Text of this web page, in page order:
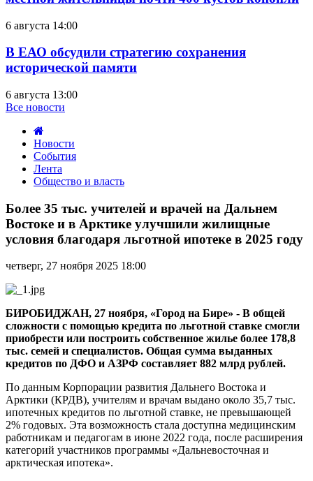
6 августа 14:00
В ЕАО обсудили стратегию сохранения
исторической памяти
6 августа 13:00
Все новости
Новости
События
Лента
Общество и власть
35
учителей
и
на
Востоке
в
Арктике
улучшили
жилищные
условия
благодаря
льготной
ипотеке
в
2025
году
Более 35 тыс. учителей и врачей на Дальнем
Востоке и в Арктике улучшили жилищные
условия благодаря льготной ипотеке в 2025 году
четверг, 27 ноября 2025 18:00
БИРОБИДЖАН, 27 ноября, «Город на Бире» - В общей
сложности с помощью кредита по льготной ставке смогли
приобрести или построить собственное жилье более 178,8
тыс. семей и специалистов. Общая сумма выданных
кредитов по ДФО и АЗРФ составляет 882 млрд рублей.
По данным Корпорации развития Дальнего Востока и
Арктики (КРДВ), учителям и врачам выдано около 35,7 тыс.
ипотечных кредитов по льготной ставке, не превышающей
2% годовых. Эта возможность стала доступна медицинским
работникам и педагогам в июне 2022 года, после расширения
категорий участников программы «Дальневосточная и
арктическая ипотека».